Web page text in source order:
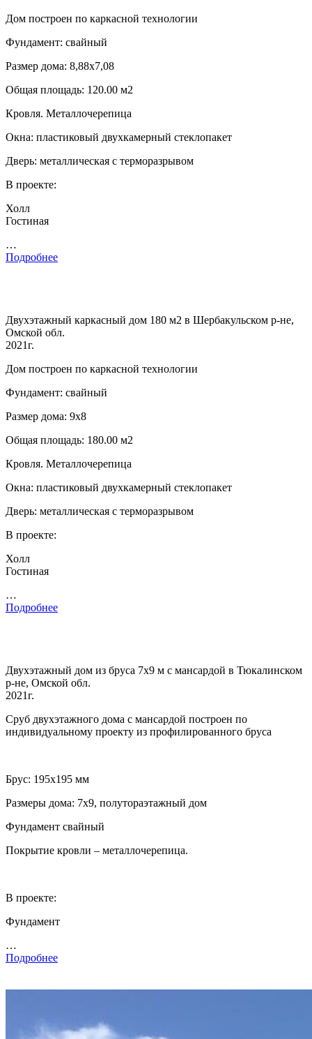
Дом построен по каркасной технологии
Фундамент: свайный
Размер дома: 8,88х7,08
Общая площадь: 120.00 м2
Кровля. Металлочерепица
Окна: пластиковый двухкамерный стеклопакет
Дверь: металлическая с терморазрывом
В проекте:
Холл
Гостиная
…
Подробнее
Двухэтажный каркасный дом 180 м2 в Шербакульском р-не,
Омской обл.
2021г.
Дом построен по каркасной технологии
Фундамент: свайный
Размер дома: 9х8
Общая площадь: 180.00 м2
Кровля. Металлочерепица
Окна: пластиковый двухкамерный стеклопакет
Дверь: металлическая с терморазрывом
В проекте:
Холл
Гостиная
…
Подробнее
Двухэтажный дом из бруса 7х9 м с мансардой в Тюкалинском
р-не, Омской обл.
2021г.
Сруб двухэтажного дома с мансардой построен по
индивидуальному проекту из профилированного бруса
Брус: 195х195 мм
Размеры дома: 7х9, полутораэтажный дом
Фундамент свайный
Покрытие кровли – металлочерепица.
В проекте:
Фундамент
…
Подробнее